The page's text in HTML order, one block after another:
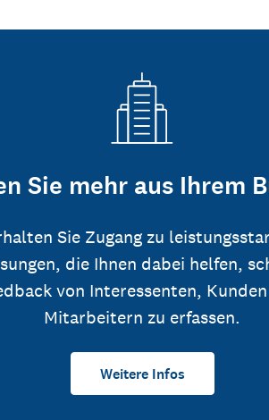
Sie mehr aus Ihrem
Sie Zugang zu
die Ihnen dabei helfen,
von Interessenten,
Mitarbeitern zu erfassen.
Weitere Infos